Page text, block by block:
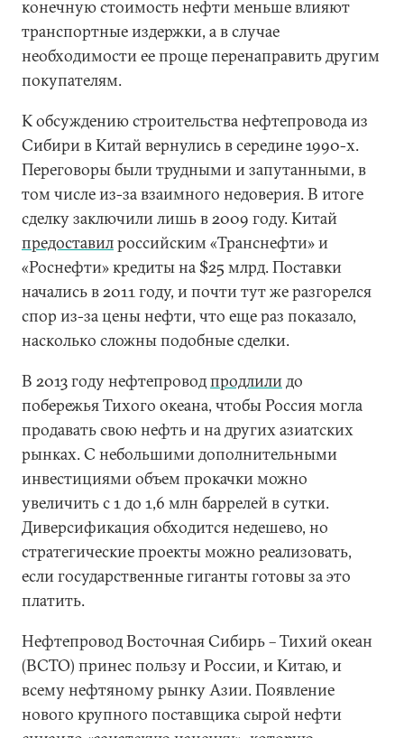
конечную стоимость нефти меньше влияют
транспортные издержки, а в случае
необходимости ее проще перенаправить другим
покупателям.
К обсуждению строительства нефтепровода из
Сибири в Китай вернулись в середине 1990-х.
Переговоры были трудными и запутанными, в
том числе из-за взаимного недоверия. В итоге
сделку заключили лишь в 2009 году. Китай
предоставилроссийским «Транснефти» и
«Роснефти» кредиты на $25 млрд. Поставки
начались в 2011 году, и почти тут же разгорелся
спор из-за цены нефти, что еще раз показало,
насколько сложны подобные сделки.
В 2013 году нефтепроводпродлилидо
побережья Тихого океана, чтобы Россия могла
продавать свою нефть и на других азиатских
рынках. С небольшими дополнительными
инвестициями объем прокачки можно
увеличить с 1 до 1,6 млн баррелей в сутки.
Диверсификация обходится недешево, но
стратегические проекты можно реализовать,
если государственные гиганты готовы за это
платить.
Нефтепровод Восточная Сибирь – Тихий океан
(ВСТО) принес пользу и России, и Китаю, и
всему нефтяному рынку Азии. Появление
нового крупного поставщика сырой нефти